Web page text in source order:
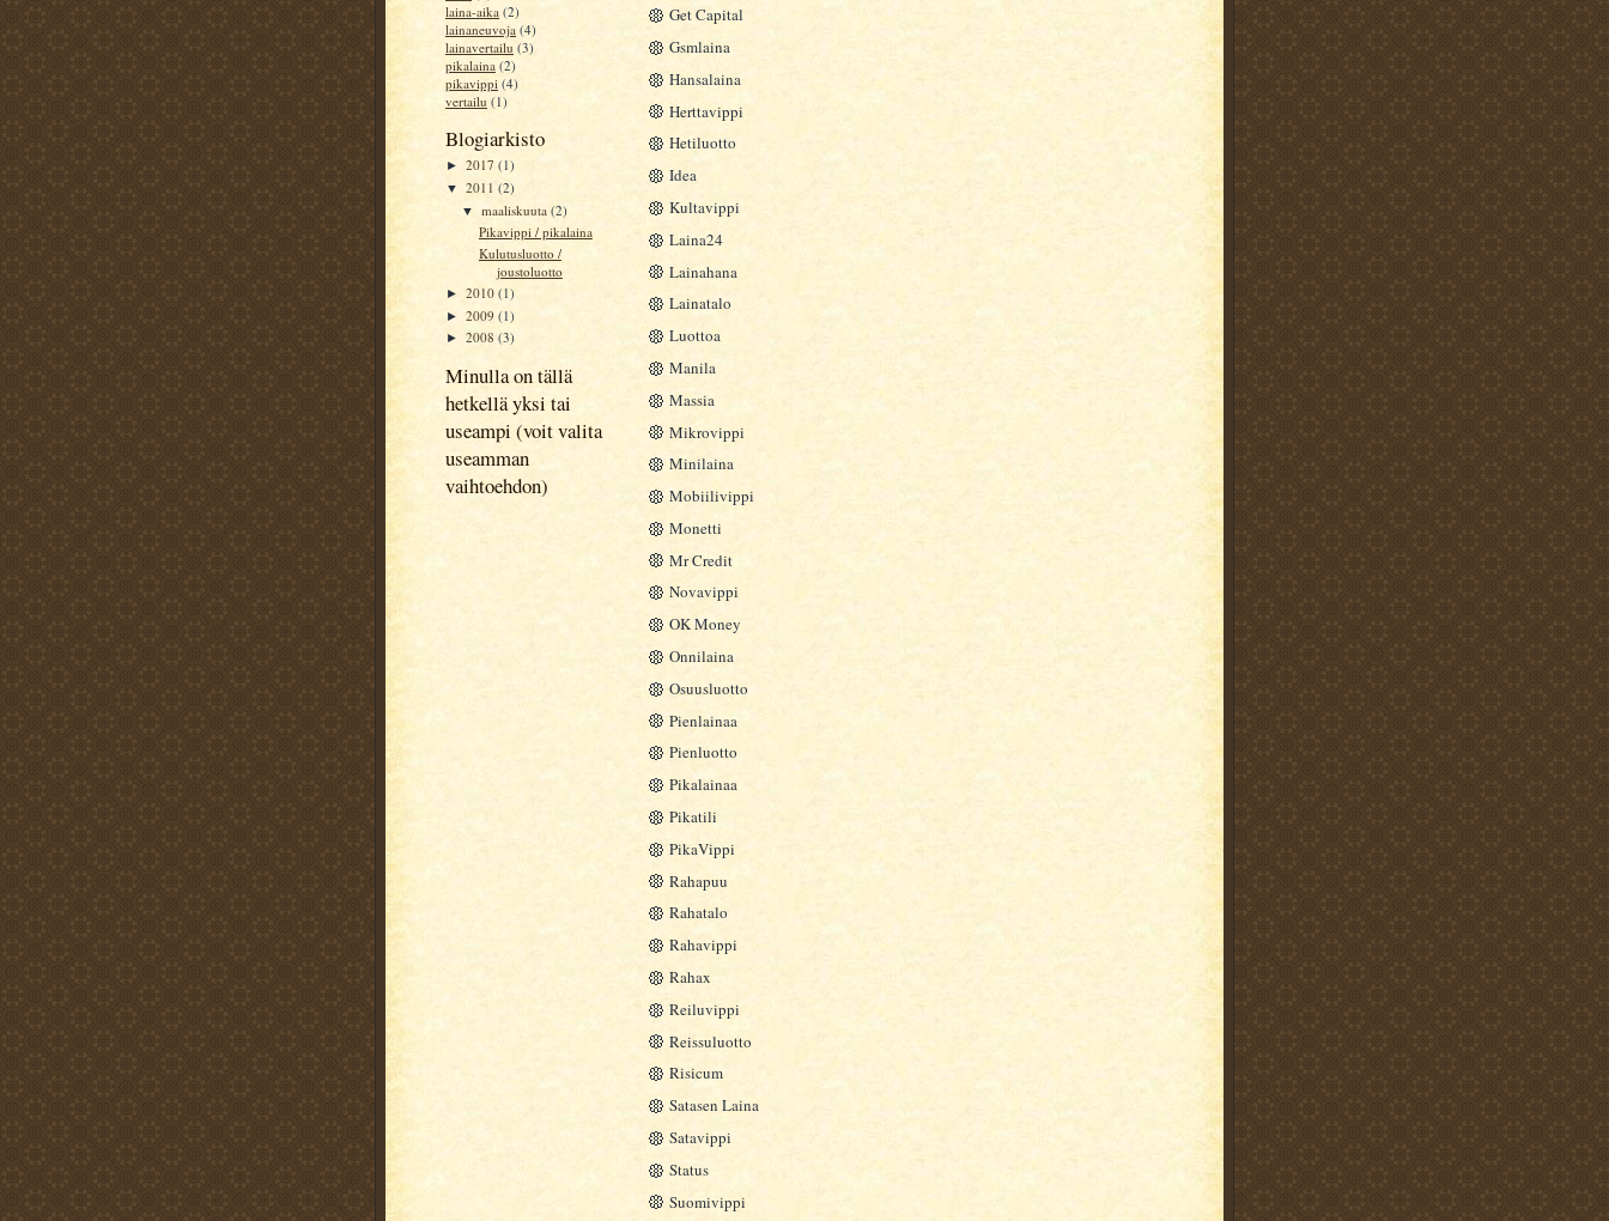
laina-aika (2)
lainaneuvoja (4)
lainavertailu (3)
pikalaina (2)
pikavippi (4)
vertailu (1)
Blogiarkisto
► 2017 (1)
▼ 2011 (2)
▼maaliskuuta(2)
Pikavippi / pikalaina
Kulutusluotto /
joustoluotto
► 2010 (1)
► 2009 (1)
► 2008 (3)
Minulla on tällä
hetkellä yksi tai
useampi (voit valita
useamman
vaihtoehdon)
Get Capital
Gsmlaina
Hansalaina
Herttavippi
Hetiluotto
Idea
Kultavippi
Laina24
Lainahana
Lainatalo
Luottoa
Manila
Massia
Mikrovippi
Minilaina
Mobiilivippi
Monetti
Mr Credit
Novavippi
OK Money
Onnilaina
Osuusluotto
Pienlainaa
Pienluotto
Pikalainaa
Pikatili
PikaVippi
Rahapuu
Rahatalo
Rahavippi
Rahax
Reiluvippi
Reissuluotto
Risicum
Satasen Laina
Satavippi
Status
Suomivippi